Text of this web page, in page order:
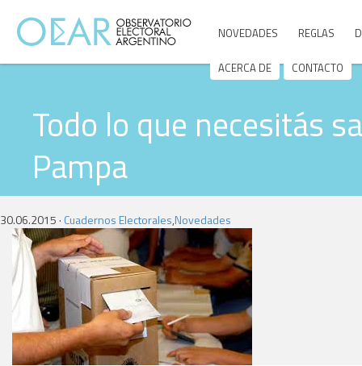
NOVEDADES REGLAS
ACERCA DE CONTACTO
Todo lo que necesitás
Pampa
30.06.2015 · Cuadernos Electorales,Novedades